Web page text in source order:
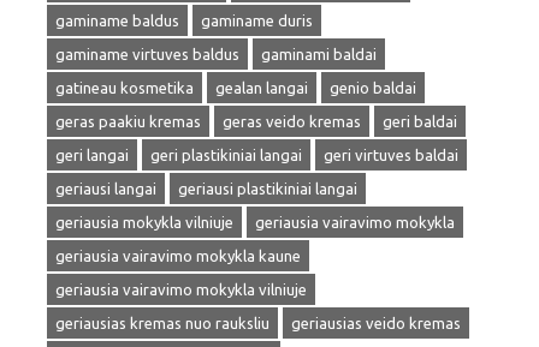
gaminame baldus
gaminame duris
gaminame virtuves baldus
gaminami baldai
gatineau kosmetika
gealan langai
genio baldai
geras paakiu kremas
geras veido kremas
geri baldai
geri langai
geri plastikiniai langai
geri virtuves baldai
geriausi langai
geriausi plastikiniai langai
geriausia mokykla vilniuje
geriausia vairavimo mokykla
geriausia vairavimo mokykla kaune
geriausia vairavimo mokykla vilniuje
geriausias kremas nuo rauksliu
geriausias veido kremas